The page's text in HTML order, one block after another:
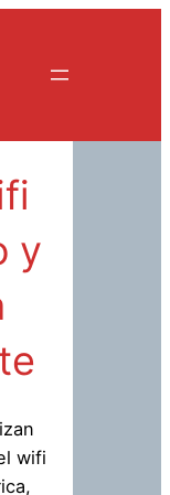
y
wifi